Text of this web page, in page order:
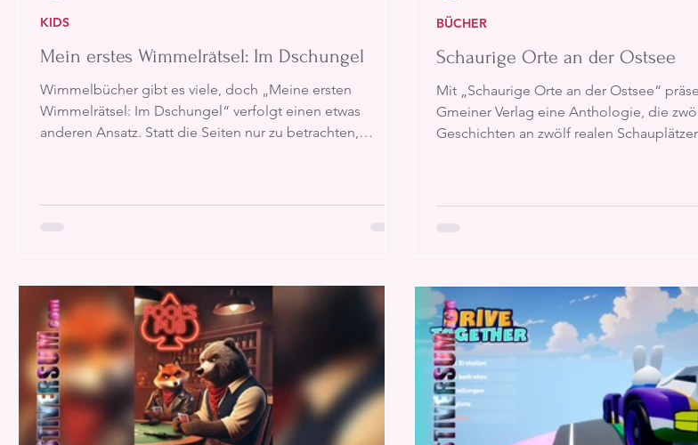
Mein erstes Wimmelrätsel: Im Dschungel
Wimmelbücher gibt es viele, doch „Meine ersten
Wimmelrätsel: Im Dschungel“ verfolgt einen etwas
anderen Ansatz. Statt die Seiten nur zu betrachten,
KIDS
Schaurige Orte an der Ostsee
Mit „Schaurige Orte an der Ostsee“
Gmeiner Verlag eine Anthologie, die
Geschichten an zwölf realen
verbinden.
BÜCHER